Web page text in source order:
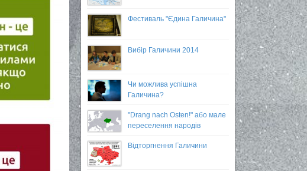
Фестиваль "Єдина Галичина"
Вибір Галичини 2014
Чи можлива успішна
Галичина?
"Drang nach Osten!" або мале
переселення народів
Відторгнення Галичини